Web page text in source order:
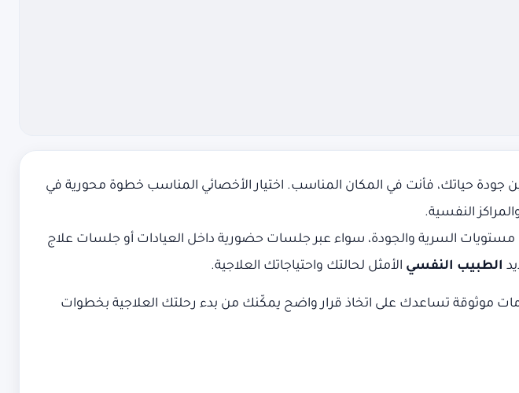
حياتك، فأنت في المكان المناسب. اختيار الأخصائي المناسب خطوة محورية في
النفسية.
مستويات السرية والجودة، سواء عبر جلسات حضورية داخل العيادات أو جلسات علاج
الطبيب النفسي الأمثل لحالتك واحتياجاتك العلاجية.
موثوقة تساعدك على اتخاذ قرار واضح يمكّنك من بدء رحلتك العلاجية بخطوات